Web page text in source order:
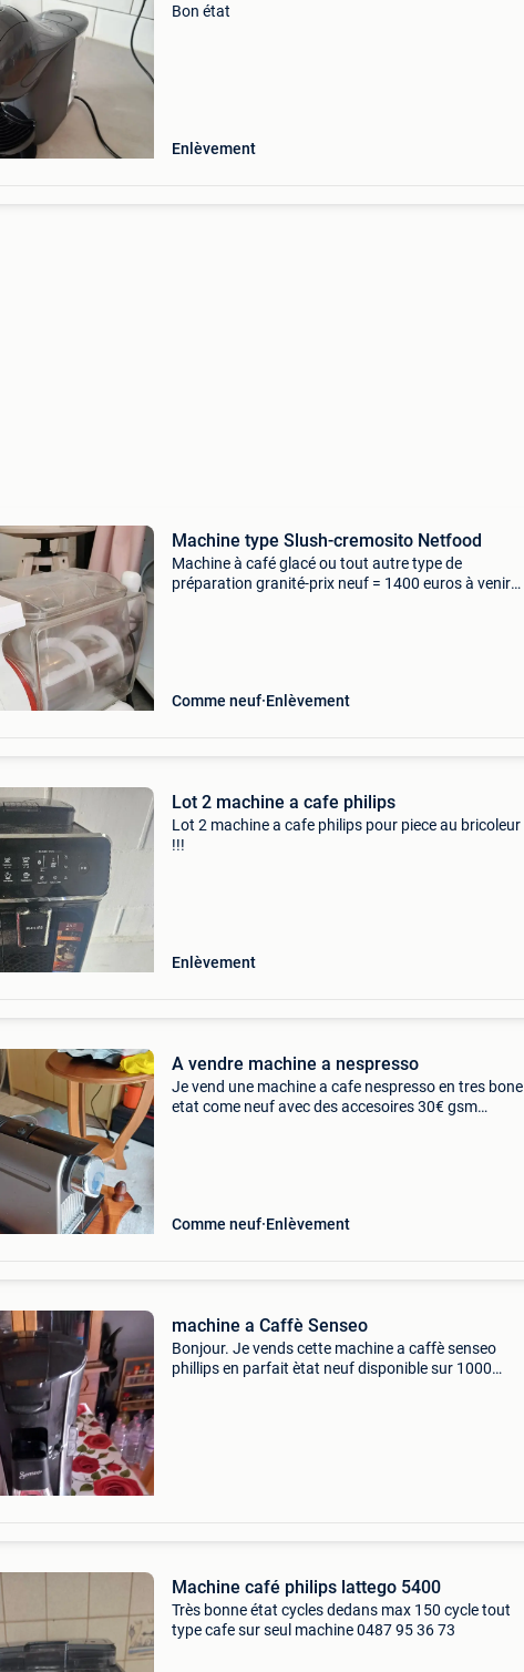
Bon état
Enlèvement
Machine type Slush-cremosito Netfood
Machine à café glacé ou tout autre type de
préparation granité-prix neuf = 1400 euros à venir
Comme neuf Enlèvement
Lot 2 machine a cafe philips
Lot 2 machine a cafe philips pour piece au bricoleur
!!!
Enlèvement
A vendre machine a nespresso
Je vend une machine a cafe nespresso en tres bone
etat come neuf avec des accesoires 30€ gsm
Comme neuf Enlèvement
machine a Caffè Senseo
Bonjour. Je vends cette machine a caffè senseo
phillips en parfait ètat neuf disponible sur 1000
Machine café philips lattego 5400
Très bonne état cycles dedans max 150 cycle tout
type cafe sur seul machine 0487 95 36 73